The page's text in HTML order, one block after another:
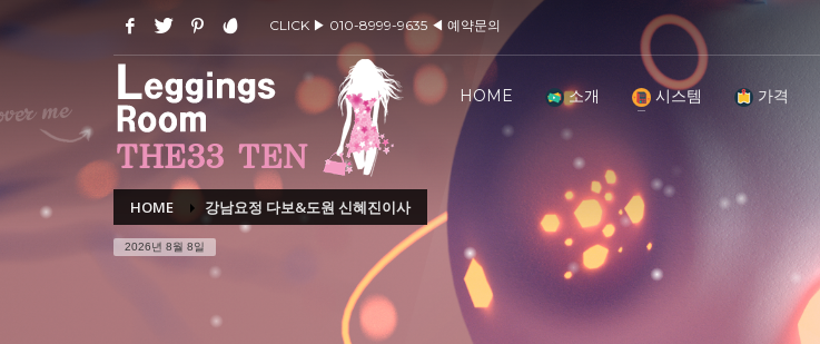
CLICK ▶ 010-8999-9635 ◀ 예약문의
HOME 소개 시스템 가격
HOME 강남요정 다보&도원 신혜진이사
2026년 8월 8일